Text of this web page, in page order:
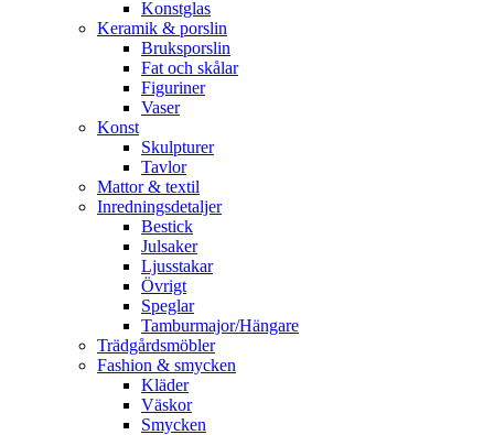
Konstglas
Keramik & porslin
Bruksporslin
Fat och skålar
Figuriner
Vaser
Konst
Skulpturer
Tavlor
Mattor & textil
Inredningsdetaljer
Bestick
Julsaker
Ljusstakar
Övrigt
Speglar
Tamburmajor/Hängare
Trädgårdsmöbler
Fashion & smycken
Kläder
Väskor
Smycken